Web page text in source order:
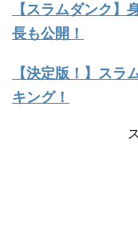
【スラムダンク】
長も公開！
【決定版！】スラ
キング！